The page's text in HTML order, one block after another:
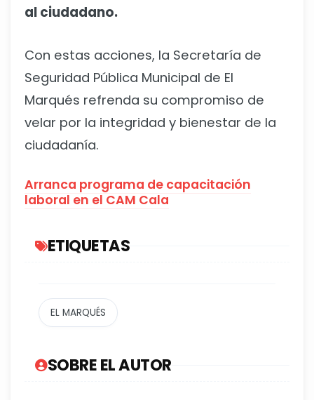
al ciudadano.
Con estas acciones, la Secretaría de
Seguridad Pública Municipal de El
Marqués refrenda su compromiso de
velar por la integridad y bienestar de la
ciudadanía.
Arranca programa de capacitación
laboral en el CAM Cala
ETIQUETAS
EL MARQUÉS
SOBRE EL AUTOR